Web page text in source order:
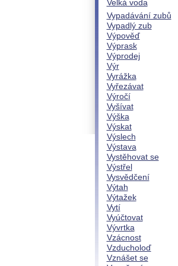
Velká voda
Vypadávání zubů
Vypadlý zub
Výpověď
Výprask
Výprodej
Výr
Vyrážka
Vyřezávat
Výročí
Vyšívat
Výška
Výskat
Výslech
Výstava
Vystěhovat se
Výstřel
Vysvědčení
Výtah
Výtažek
Vytí
Vyúčtovat
Vývrtka
Vzácnost
Vzducholoď
Vznášet se